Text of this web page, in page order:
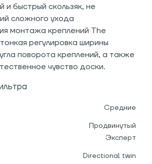
и быстрый скользяк, не
сложного ухода
монтажа креплений The
регулировка ширины
поворота креплений, а также
чувство доски.
Средние
Продвинутый
Эксперт
Directional twin